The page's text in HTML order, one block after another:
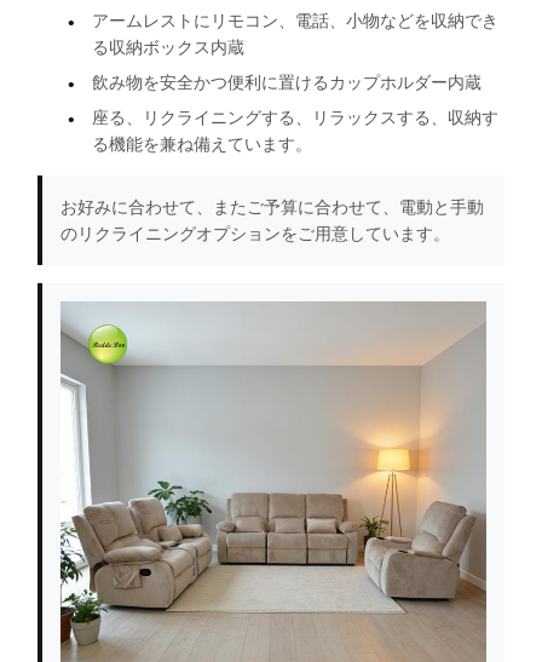
アームレストにリモコン、電話、小物などを収納でき
る収納ボックス内蔵
飲み物を安全かつ便利に置けるカップホルダー内蔵
座る、リクライニングする、リラックスする、収納す
る機能を兼ね備えています。
お好みに合わせて、またご予算に合わせて、電動と手動
のリクライニングオプションをご用意しています。